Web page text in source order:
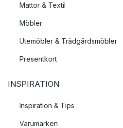
Mattor & Textil
Möbler
Utemöbler & Trädgårdsmöbler
Presentkort
INSPIRATION
Inspiration & Tips
Varumärken